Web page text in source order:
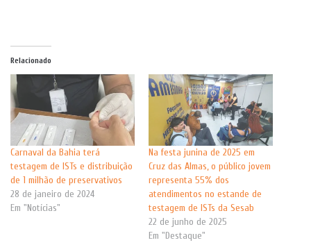
Relacionado
Carnaval da Bahia terá
testagem de ISTs e distribuição
de 1 milhão de preservativos
28 de janeiro de 2024
Em "Notícias"
Na festa junina de 2025 em
Cruz das Almas, o público jovem
representa 55% dos
atendimentos no estande de
testagem de ISTs da Sesab
22 de junho de 2025
Em "Destaque"